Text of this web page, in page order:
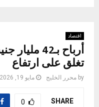
اقتصاد
أرباح بـ42
تغلق على ارتفاع
by محرر الخليج مايو 19, 2026
SHARE
0